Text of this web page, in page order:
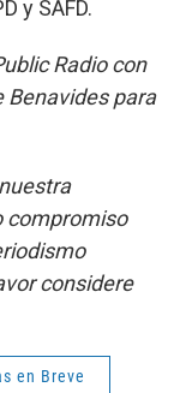
y SAFD.
Radio con
Benavides para
compromiso
considere
en Breve